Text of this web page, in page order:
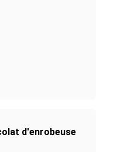
d'enrobeuse